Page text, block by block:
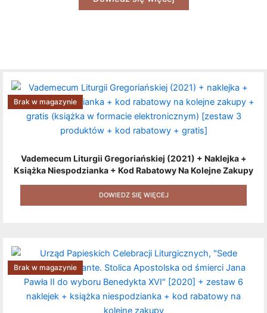
Vademecum Liturgii Gregoriańskiej (2021) + Naklejka +
Książka Niespodzianka + Kod Rabatowy Na Kolejne Zakupy
+ Gratis (książka W Formacie Elektronicznym) [zestaw 3
Produktów + Kod Rabatowy + Gratis]
Brak w magazynie
DOWIEDZ SIĘ WIĘCEJ
Brak w magazynie